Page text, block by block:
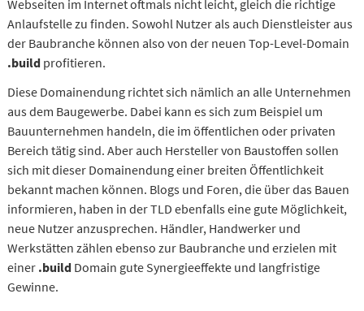
Webseiten im Internet oftmals nicht leicht, gleich die richtige
Anlaufstelle zu finden. Sowohl Nutzer als auch Dienstleister aus
der Baubranche können also von der neuen Top-Level-Domain
.build profitieren.
Diese Domainendung richtet sich nämlich an alle Unternehmen
aus dem Baugewerbe. Dabei kann es sich zum Beispiel um
Bauunternehmen handeln, die im öffentlichen oder privaten
Bereich tätig sind. Aber auch Hersteller von Baustoffen sollen
sich mit dieser Domainendung einer breiten Öffentlichkeit
bekannt machen können. Blogs und Foren, die über das Bauen
informieren, haben in der TLD ebenfalls eine gute Möglichkeit,
neue Nutzer anzusprechen. Händler, Handwerker und
Werkstätten zählen ebenso zur Baubranche und erzielen mit
einer .build Domain gute Synergieeffekte und langfristige
Gewinne.